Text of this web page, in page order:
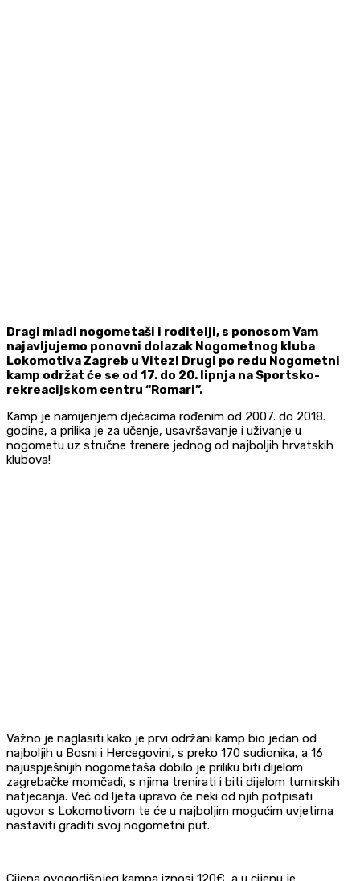
Dragi mladi nogometaši i roditelji, s ponosom Vam
najavljujemo ponovni dolazak Nogometnog kluba
Lokomotiva Zagreb u Vitez! Drugi po redu Nogometni
kamp održat će se od 17. do 20. lipnja na Sportsko-
rekreacijskom centru “Romari”.
Kamp je namijenjem dječacima rođenim od 2007. do 2018.
godine, a prilika je za učenje, usavršavanje i uživanje u
nogometu uz stručne trenere jednog od najboljih hrvatskih
klubova!
Važno je naglasiti kako je prvi održani kamp bio jedan od
najboljih u Bosni i Hercegovini, s preko 170 sudionika, a 16
najuspješnijih nogometaša dobilo je priliku biti dijelom
zagrebačke momčadi, s njima trenirati i biti dijelom turnirskih
natjecanja. Već od ljeta upravo će neki od njih potpisati
ugovor s Lokomotivom te će u najboljim mogućim uvjetima
nastaviti graditi svoj nogometni put.